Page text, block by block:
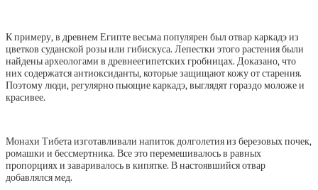
К примеру, в древнем Египте весьма популярен был отвар каркадэ из
цветков суданской розы или гибискуса. Лепестки этого растения были
найдены археологами в древнеегипетских гробницах. Доказано, что
них содержатся антиоксиданты, которые защищают кожу от старения.
Поэтому люди, регулярно пьющие каркадэ, выглядят гораздо моложе и
красивее.
Монахи Тибета изготавливали напиток долголетия из березовых почек,
ромашки и бессмертника. Все это перемешивалось в равных
пропорциях и заваривалось в кипятке. В настоявшийся отвар
добавлялся мед.